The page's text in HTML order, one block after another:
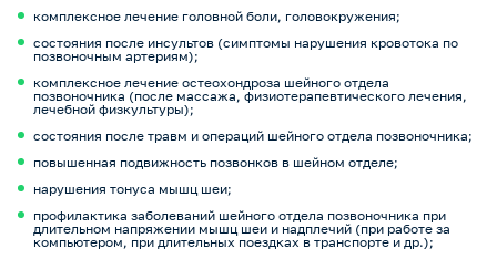
комплексное лечение головной боли, головокружения;
состояния после инсультов (симптомы нарушения кровотока по
позвоночным артериям);
комплексное лечение остеохондроза шейного отдела
позвоночника (после массажа, физиотерапевтического лечения,
лечебной физкультуры);
состояния после травм и операций шейного отдела позвоночника;
повышенная подвижность позвонков в шейном отделе;
нарушения тонуса мышц шеи;
профилактика заболеваний шейного отдела позвоночника при
длительном напряжении мышц шеи и надплечий (при работе за
компьютером, при длительных поездках в транспорте и др.);